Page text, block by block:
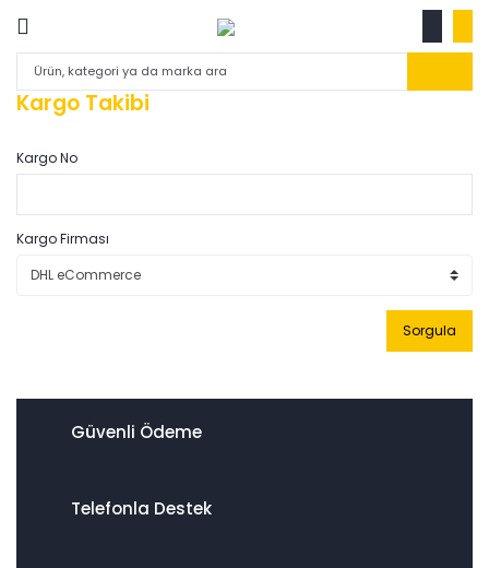
Kargo Takibi
Kargo No
Kargo Firması
Sorgula
Güvenli Ödeme
Telefonla Destek